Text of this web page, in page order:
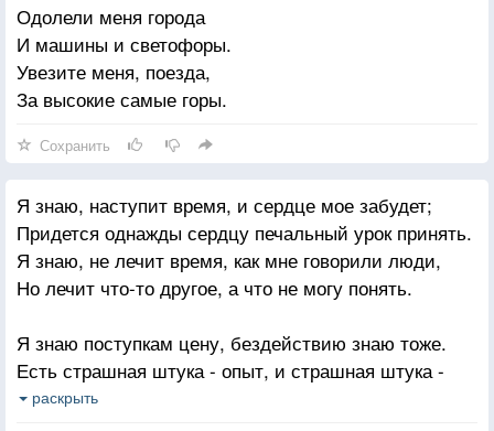
Одолели меня города
И машины и светофоры.
Увезите меня, поезда,
За высокие самые горы.
Сохранить
Я знаю, наступит время, и сердце мое забудет;
Придется однажды сердцу печальный урок принять.
Я знаю, не лечит время, как мне говорили люди,
Но лечит что-то другое, а что не могу понять.
Я знаю поступкам цену, бездействию знаю тоже.
Есть страшная штука - опыт, и страшная штука -
лень.
раскрыть